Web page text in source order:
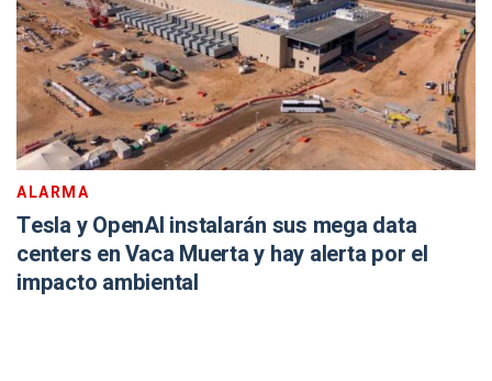
ALARMA
Tesla y OpenAI instalarán sus mega data
centers en Vaca Muerta y hay alerta por el
impacto ambiental